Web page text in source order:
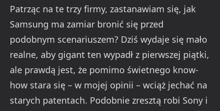
Patrząc na te trzy firmy, zastanawiam się, jak
Samsung ma zamiar bronić się przed
podobnym scenariuszem? Dziś wydaje się mało
realne, aby gigant ten wypadł z pierwszej piątki,
ale prawdą jest, że pomimo świetnego know-
how stara się – w mojej opinii – wciąż jechać na
starych patentach. Podobnie zresztą robi Sony i